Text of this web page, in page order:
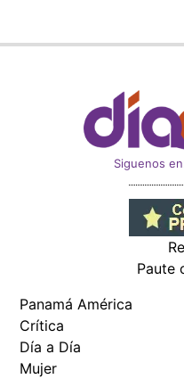
Siguenos
Paute
Panamá América
Crítica
Día a Día
Mujer